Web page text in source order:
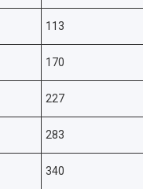
113
170
227
283
340